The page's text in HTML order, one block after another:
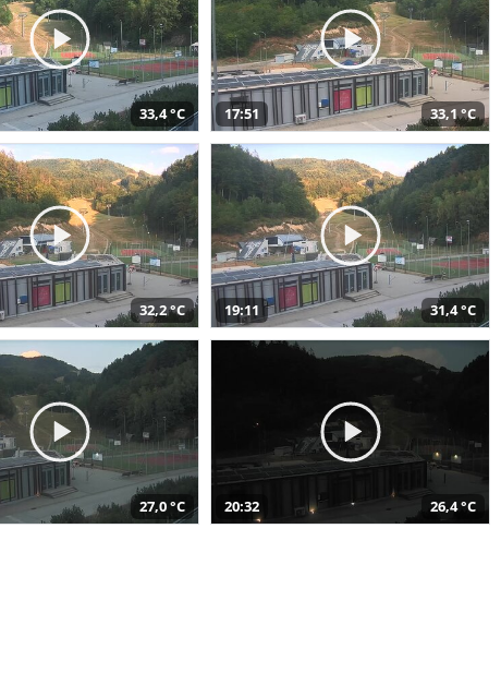
33,4 °C 17:51 33,1 °C
32,2 °C 19:11 31,4 °C
27,0 °C 20:32 26,4 °C